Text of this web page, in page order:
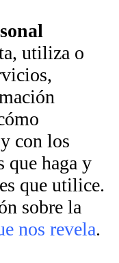
utiliza o
con los
que haga y
que utilice.
sobre la
nos revela.